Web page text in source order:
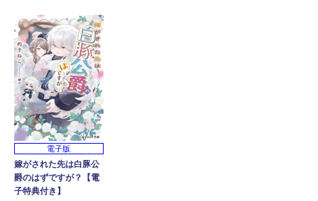
電子版
嫁がされた先は白豚公
爵のはずですが？【電
子特典付き】